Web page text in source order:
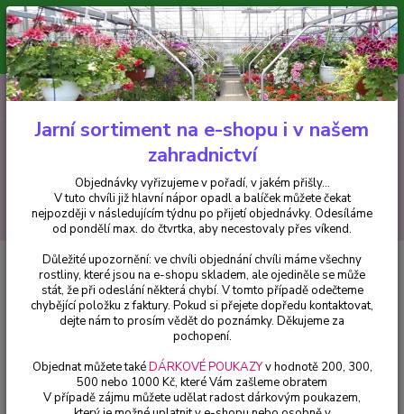
Minimální hodnota pro odeslání z e-shopu je 300 Kč.
V tuto chvíli již hlavní nápor objednávek opadl a balíček můžete čekat
nejpozději v následujícím týdnu po přijetí objednávky. Objednávky
vyřizujeme v pořadí, v jakém přišly...
CZK
Hledat
+420 602 223 614 0ks
za0 Kč
Chryzantémy Chryzantéma Multiflora – růžová - 1 ks
Chryzantéma Multiflora – růžová
- 1 ks
Jarní sortiment na e-shopu i v našem
zahradnictví
Objednávky vyřizujeme v pořadí, v jakém přišly...
V tuto chvíli již hlavní nápor opadl a balíček můžete čekat
nejpozději v následujícím týdnu po přijetí objednávky. Odesíláme
od pondělí max. do čtvrtka, aby necestovaly přes víkend.
Důležité upozornění: ve chvíli objednání chvíli máme všechny
rostliny, které jsou na e-shopu skladem, ale ojediněle se může
stát, že při odeslání některá chybí. V tomto případě odečteme
chybějící položku z faktury. Pokud si přejete dopředu kontaktovat,
dejte nám to prosím vědět do poznámky. Děkujeme za
pochopení.
Objednat můžete takéDÁRKOVÉ POUKAZYv hodnotě 200, 300,
500 nebo 1000 Kč, které Vám zašleme obratem
V případě zájmu můžete udělat radost dárkovým poukazem,